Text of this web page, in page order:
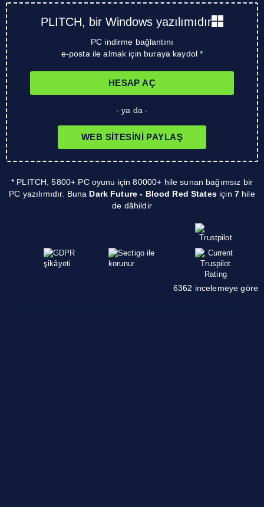
PLITCH, bir Windows yazılımıdır
PC indirme bağlantını
e-posta ile almak için buraya kaydol *
HESAP AÇ
- ya da -
WEB SITESINI PAYLAŞ
* PLITCH, 5800+ PC oyunu için 80000+ hile sunan bağımsız bir
PC yazılımıdır. Buna Dark Future - Blood Red Statesiçin 7hile
de dâhildir
6362 incelemeye göre